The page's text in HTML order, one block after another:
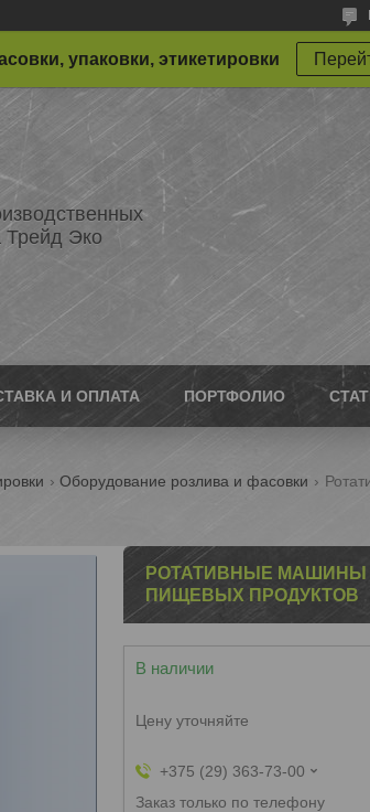
упаковки, этикетировки
Трейд Эко
И ОПЛАТА ПОРТФОЛИО
Оборудование розлива и фасовки
РОТАТИВНЫЕ МАШИНЫ
ПИЩЕВЫХ ПРОДУКТОВ
В наличии
Цену уточняйте
+375 (29) 363-73-00
Заказ только по телефону